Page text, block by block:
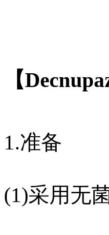
【
1.准备
(1)采用无